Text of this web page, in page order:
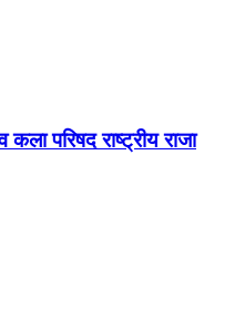
परिषद राष्ट्रीय राजा